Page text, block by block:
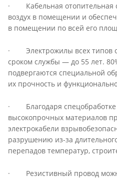
· Кабельная отопительная
воздух в помещении и
в помещении по всей его
· Электрожилы всех типов
сроком службы — до 55 лет.
подвергаются специальной
их прочность и
· Благодаря спецобработке
высокопрочных материалов
электрокабели
разрушению из-за
перепадов температур,
· Резистивный провод